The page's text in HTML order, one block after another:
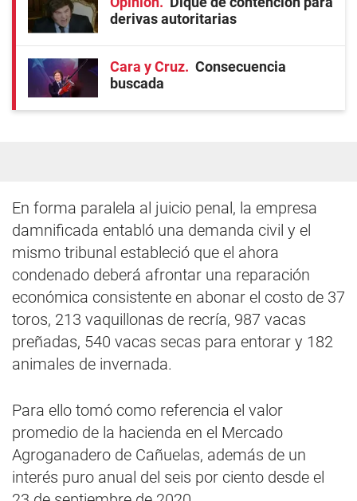
derivas autoritarias
Cara y Cruz
Consecuencia
buscada
En forma paralela al juicio penal, la empresa
damnificada entabló una demanda civil y el
mismo tribunal estableció que el ahora
condenado deberá afrontar una reparación
económica consistente en abonar el costo de 37
toros, 213 vaquillonas de recría, 987 vacas
preñadas, 540 vacas secas para entorar y 182
animales de invernada.
Para ello tomó como referencia el valor
promedio de la hacienda en el Mercado
Agroganadero de Cañuelas, además de un
interés puro anual del seis por ciento desde el